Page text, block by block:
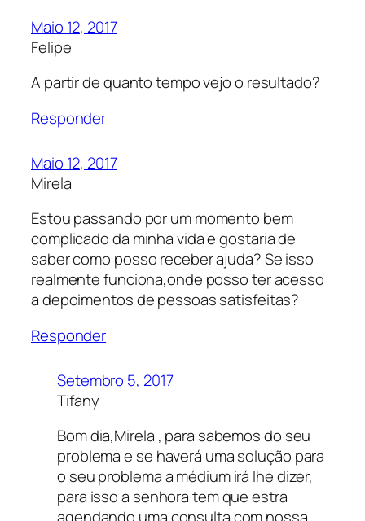
Maio 12, 2017
Felipe
A partir de quanto tempo vejo o resultado?
Responder
Maio 12, 2017
Mirela
Estou passando por um momento bem
complicado da minha vida e gostaria de
saber como posso receber ajuda? Se isso
realmente funciona,onde posso ter acesso
a depoimentos de pessoas satisfeitas?
Responder
Setembro 5, 2017
Tifany
Bom dia,Mirela , para sabemos do seu
problema e se haverá uma solução para
o seu problema a médium irá lhe dizer,
para isso a senhora tem que estra